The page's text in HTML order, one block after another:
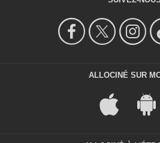
ALLOCINÉ SUR